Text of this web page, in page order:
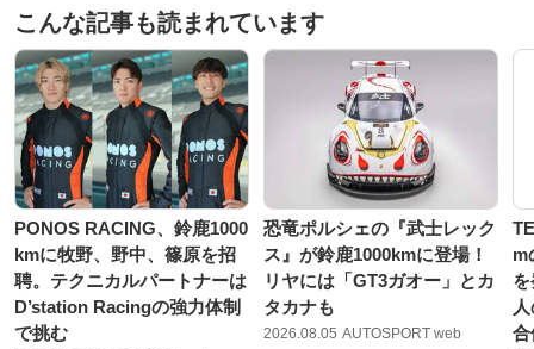
こんな記事も読まれています
PONOS RACING、鈴鹿1000
kmに牧野、野中、篠原を招
聘。テクニカルパートナーは
D’station Racingの強力体制
で挑む
恐竜ポルシェの『武士レック
ス』が鈴鹿1000kmに登場！
リヤには「GT3ガオー」とカ
タカナも
2026.08.05 AUTOSPORT web
m
合